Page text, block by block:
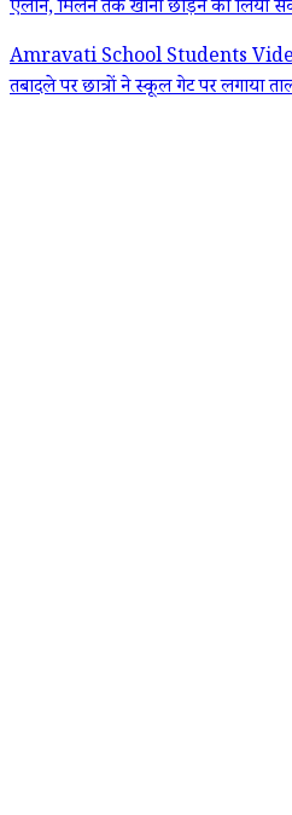
ऐलान, मिलने तक खाना छोड़ने का लिया
Amravati School Students Video:
तबादले पर छात्रों ने स्कूल गेट पर लगाया